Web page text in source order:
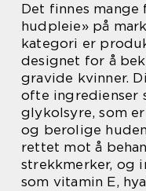
Det finnes
hudpleie» på
kategori er
designet for å
gravide kvinner.
ofte ingredienser
glykolsyre, som
og berolige
rettet mot å
strekkmerker, og
som vitamin E,